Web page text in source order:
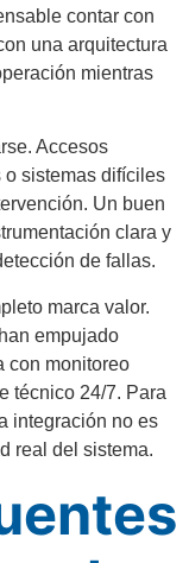
contar con
una arquitectura
mientras
Accesos
sistemas difíciles
Un buen
clara y
de fallas.
marca valor.
empujado
con monitoreo
técnico 24/7. Para
integración no es
real del sistema.